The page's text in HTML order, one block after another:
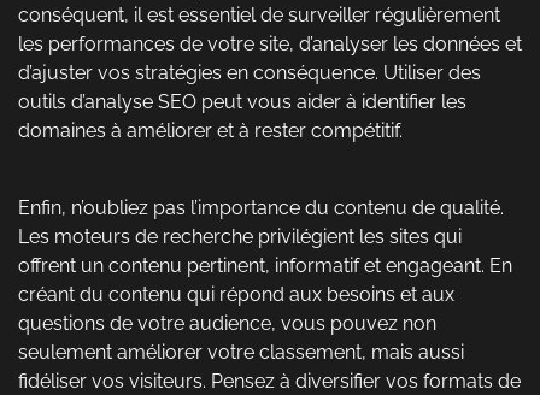
conséquent, il est essentiel de surveiller régulièrement
les performances de votre site, d’analyser les données et
d’ajuster vos stratégies en conséquence. Utiliser des
outils d’analyse SEO peut vous aider à identifier les
domaines à améliorer et à rester compétitif.
Enfin, n’oubliez pas l’importance du contenu de qualité.
Les moteurs de recherche privilégient les sites qui
offrent un contenu pertinent, informatif et engageant. En
créant du contenu qui répond aux besoins et aux
questions de votre audience, vous pouvez non
seulement améliorer votre classement, mais aussi
fidéliser vos visiteurs. Pensez à diversifier vos formats de